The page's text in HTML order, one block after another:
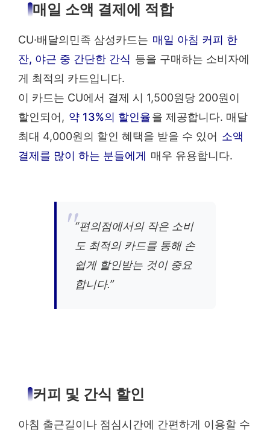
매일 소액 결제에 적합
CU·배달의민족 삼성카드는 매일 아침 커피 한
잔, 야근 중 간단한 간식 등을 구매하는 소비자에
게 최적의 카드입니다.
이 카드는 CU에서 결제 시 1,500원당 200원이
할인되어, 약 13%의 할인율을 제공합니다. 매달
최대 4,000원의 할인 혜택을 받을 수 있어 소액
결제를 많이 하는 분들에게 매우 유용합니다.
“편의점에서의 작은 소비
도 최적의 카드를 통해 손
쉽게 할인받는 것이 중요
합니다.”
커피 및 간식 할인
아침 출근길이나 점심시간에 간편하게 이용할 수